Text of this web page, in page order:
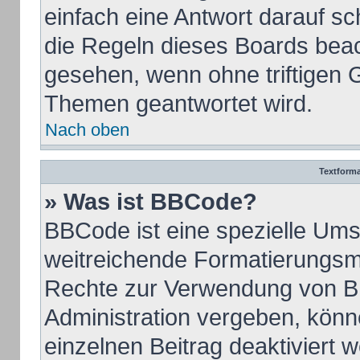
einfach eine Antwort darauf
die Regeln dieses Boards
gesehen, wenn ohne triftigen
Themen geantwortet wird.
Nach oben
» Was ist BBCode?
BBCode ist eine spezielle
weitreichende
Rechte zur Verwendung von
Administration vergeben,
einzelnen Beitrag deaktiviert